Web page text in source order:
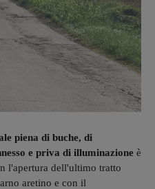
piena di buche, di
e priva di illuminazione è
l'apertura dell'ultimo tratto
aretino e con il